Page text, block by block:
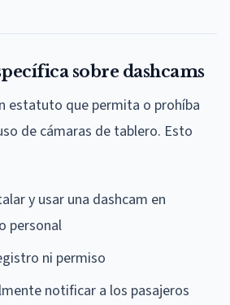
sobre dashcams
estatuto que permita o prohíba
de cámaras de tablero. Esto
y usar una dashcam en
personal
ni permiso
notificar a los pasajeros